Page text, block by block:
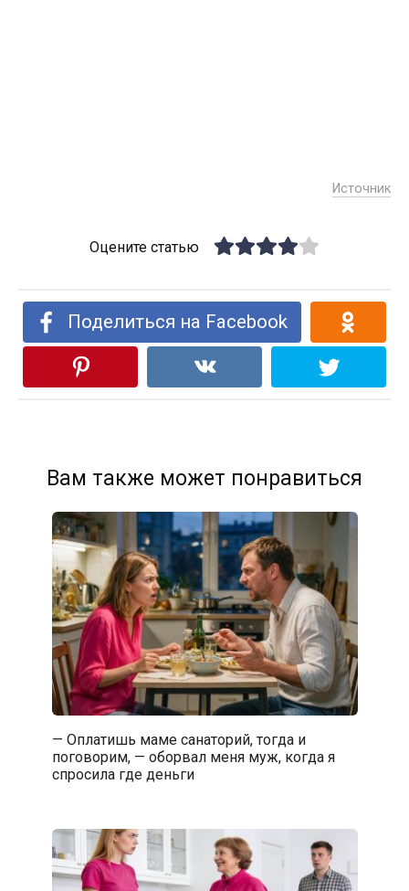
Источник
Оцените статью
Поделиться на Facebook
Вам также может понравиться
— Оплатишь маме санаторий, тогда и
поговорим, — оборвал меня муж, когда я
спросила где деньги